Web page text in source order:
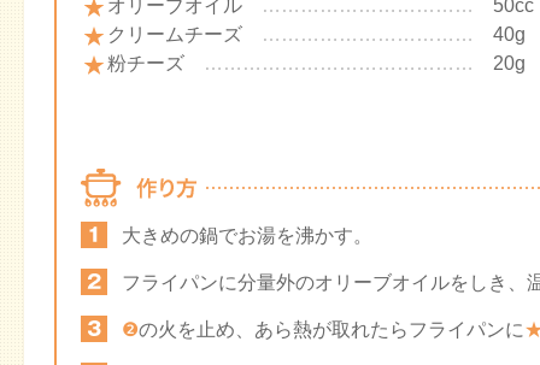
オリーブオイル ……………………………
50cc
クリームチーズ
……………………………
40g
粉チーズ
…………………………………… 20g
大きめの鍋でお湯を沸かす。
フライパンに分量外のオリーブオイルをしき
❷の火を止め、あら熱が取れたらフライパンに